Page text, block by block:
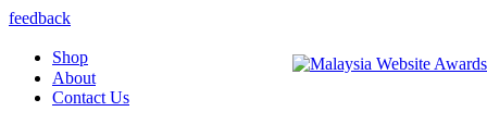
feedback
Shop
About
Contact Us